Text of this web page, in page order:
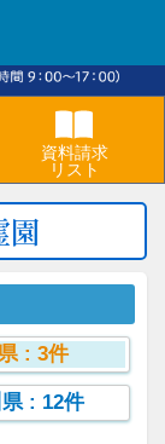
資料請求
リスト
園
: 3件
: 12件